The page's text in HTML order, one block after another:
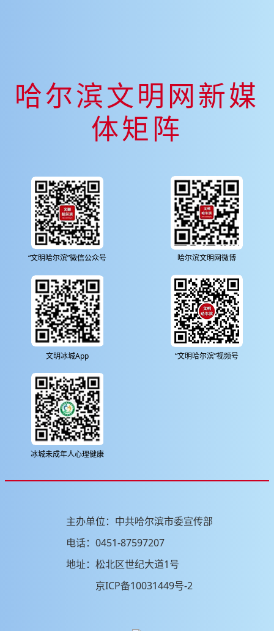
哈尔滨文明网新媒
体矩阵
“文明哈尔滨”微信公众号 哈尔滨文明网微博
文明冰城App “文明哈尔滨”视频号
冰城未成年人心理健康
主办单位：中共哈尔滨市委宣传部
电话：0451-87597207
地址：松北区世纪大道1号
京ICP备10031449号-2